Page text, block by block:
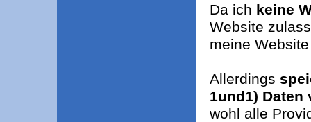
Da ich keine
Website
meine
Allerdings
1und1) Daten
wohl alle